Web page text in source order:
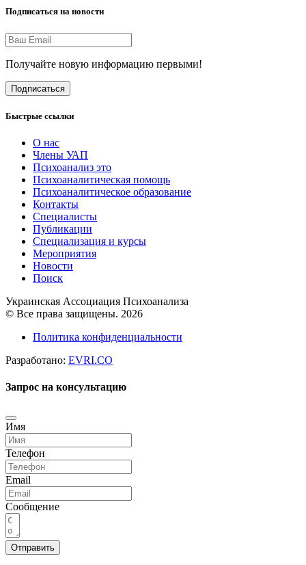
Подписаться на новости
Получайте новую информацию первыми!
Подписаться
Быстрые ссылки
О нас
Члены УАП
Психоанализ это
Психоаналитическая помощь
Психоаналитическое образование
Контакты
Специалисты
Публикации
Специализация и курсы
Мероприятия
Новости
Поиск
Украинская Ассоциация Психоанализа
© Все права защищены. 2026
Политика конфиденциальности
Разработано: EVRI.CO
Запрос на консультацию
Имя
Телефон
Email
Сообщение
Отправить